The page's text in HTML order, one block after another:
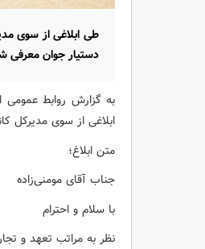
طی ابلاغی از سوی
دستیار جوان معرفی
به گزارش روابط عمومی
ابلاغی از سوی مدیرکل
متن ابلاغ؛
جناب آقای مومنی‌زاده
با سلام و احترام